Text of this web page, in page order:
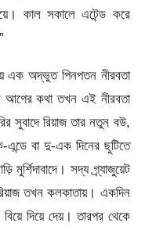
কাল সকালে এটেন্ড করে
এক অদ্ভুত পিনপতন নীরবতা
আগের কথা তখন এই নীরবতা
সুবাদে রিয়াজ তার নতুন বউ,
বা দু-এক দিনের ছুটিতে
মুর্শিদাবাদে। সদ্য গ্র্যাজুয়েট
তখন কলকাতায়। একদিন
দিয়ে দেয়। তারপর থেকে